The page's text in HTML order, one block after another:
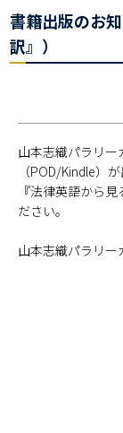
書籍出版のお
訳』）
山本志織パラリー
（POD/Kindle）
『法律英語から
ださい。
山本志織パラリー